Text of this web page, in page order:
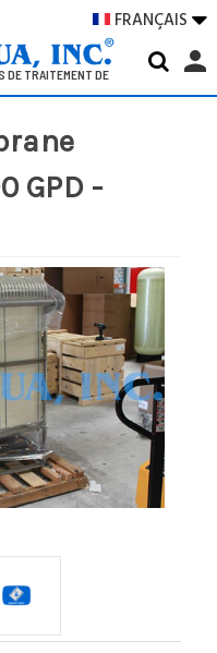
FRANÇAIS 
DE TRAITEMENT DE
Search
Keyword:
person
GPD -